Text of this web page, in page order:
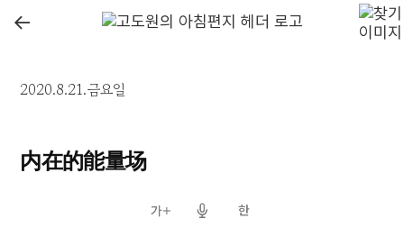
←
2020.8.21.금요일
内在的能量场